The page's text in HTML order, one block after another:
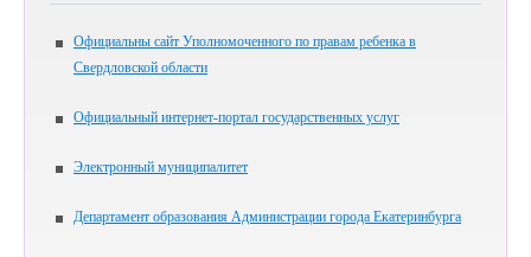
Официальны сайт Уполномоченного по правам ребенка в
Свердловской области
Официальный интернет-портал государственных услуг
Электронный муниципалитет
Департамент образования Администрации города Екатеринбурга